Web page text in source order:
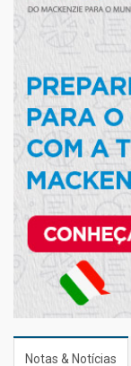
Notas & Notícias